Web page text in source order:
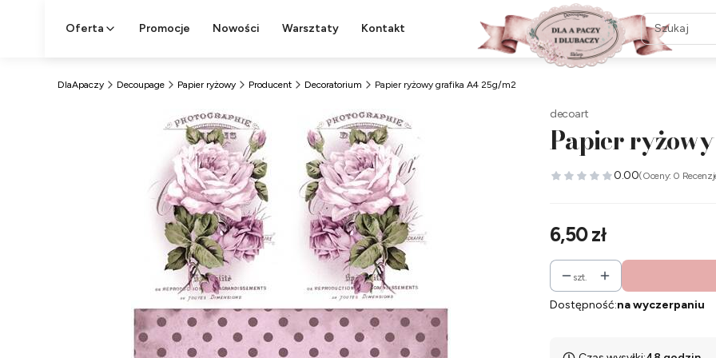
Oferta Promocje Nowości Warsztaty Kontakt
DlaApaczy Decoupage Papier ryżowy Producent Decoratorium Papier ryżowy grafika A4 25g/m2
decoart
Papier
0.00(Oceny: 0
Cena
6,50 zł
szt.
Dostępność:na wyczerpaniu